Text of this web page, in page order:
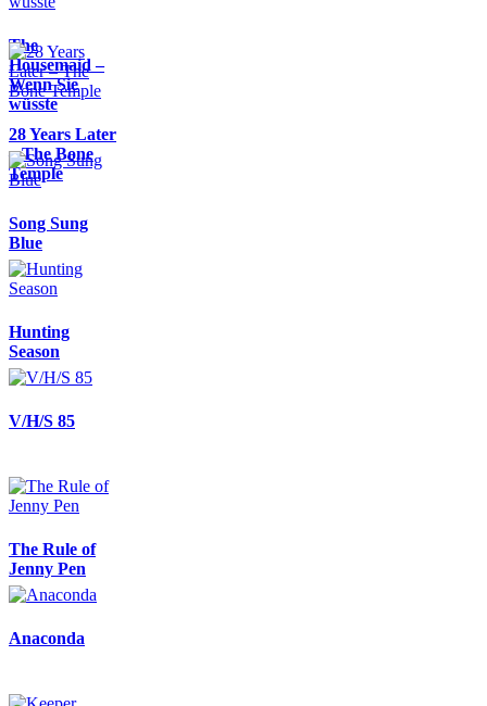
The
Housemaid –
Wenn Sie
wüsste
28 Years Later
– The Bone
Temple
Song Sung
Blue
Hunting
Season
V/H/S 85
The Rule of
Jenny Pen
Anaconda